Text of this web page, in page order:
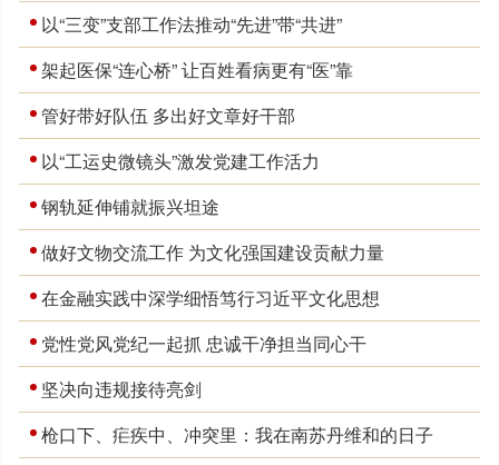
以“三变”支部工作法推动“先进”带“共进”
架起医保“连心桥” 让百姓看病更有“医”靠
管好带好队伍 多出好文章好干部
以“工运史微镜头”激发党建工作活力
钢轨延伸铺就振兴坦途
做好文物交流工作 为文化强国建设贡献力量
在金融实践中深学细悟笃行习近平文化思想
党性党风党纪一起抓 忠诚干净担当同心干
坚决向违规接待亮剑
枪口下、疟疾中、冲突里：我在南苏丹维和的日子